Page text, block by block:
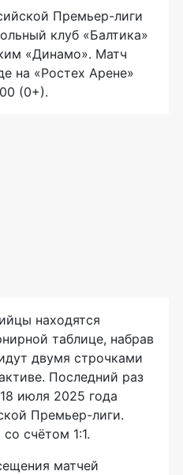
Премьер-лиги
клуб «Балтика»
«Динамо». Матч
на «Ростех Арене»
(0+).
находятся
таблице, набрав
двумя строчками
Последний раз
июля 2025 года
Премьер-лиги.
счётом 1:1.
матчей